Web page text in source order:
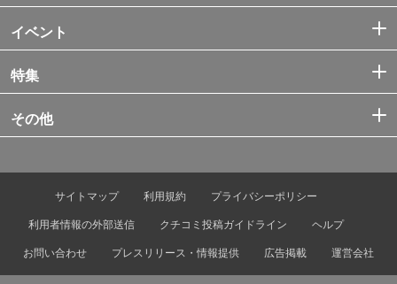
イベント
特集
その他
サイトマップ 利用規約
プライバシーポリシー
利用者情報の外部送信
クチコミ投稿ガイドライン
ヘルプ
お問い合わせ
プレスリリース・情報提供 広告掲載 運営会社